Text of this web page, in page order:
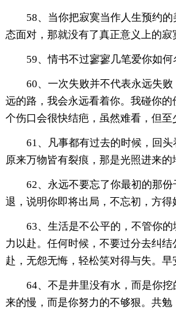
58、当你把寂寞当作人生预约
态面对，那就没有了真正意义上的寂
59、情书不过寥寥几笔爱你如何
60、一次失败并不代表永远失
远的路，我会永远看着你。我碰你
个伤口会很快结疤，虽然难看，但至
61、凡事都有过去的时候，回头
原来万物皆有裂痕，那是光照进来的
62、永远不要忘了你最初的那
退，说明你即将出局，不忘初，方得
63、生活是不公平的，不管你
力以赴。任何时候，不要过分去纠结
赴，无怨无悔，轻松笑对得与失。早
64、不是井里没有水，而是你
来的慢，而是你努力的不够狠。共勉